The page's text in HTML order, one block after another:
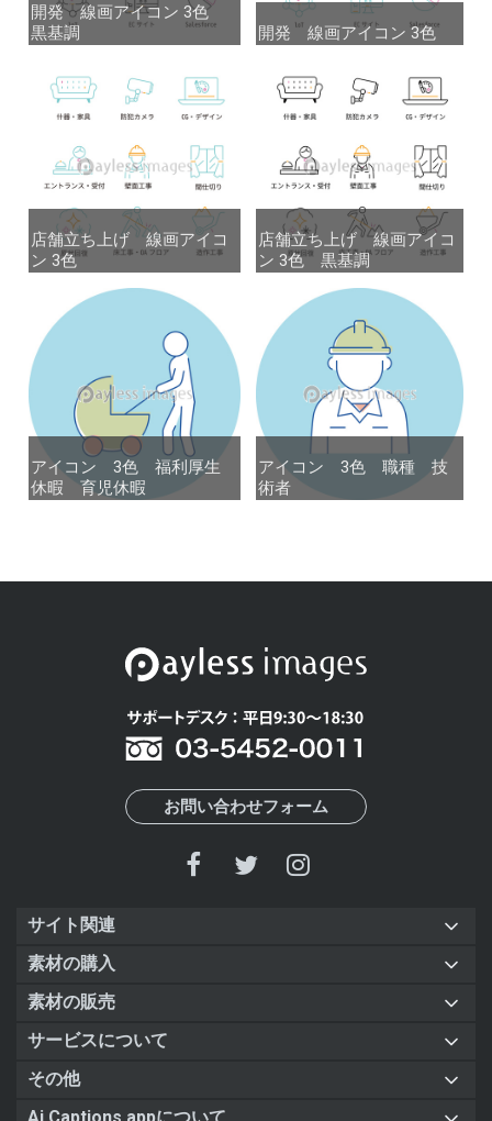
開発 線画アイコン 3色
黒基調
開発 線画アイコン 3色
黒基調
開発 線画アイコン 3色
開発 線画アイコン 3色
店舗立ち上げ 線画アイコ
ン 3色
店舗立ち上げ 線画アイコ
ン 3色
店舗立ち上げ 線画アイコ
ン 3色 黒基調
店舗立ち上げ 線画アイコ
ン 3色 黒基調
アイコン 3色 福利厚生
休暇 育児休暇
アイコン 3色 福利厚生
休暇 育児休暇
アイコン 3色 職種 技
術者
アイコン 3色 職種 技
術者
お問い合わせフォーム
サイト関連
素材の購入
素材の販売
サービスについて
その他
Ai Captions appについて